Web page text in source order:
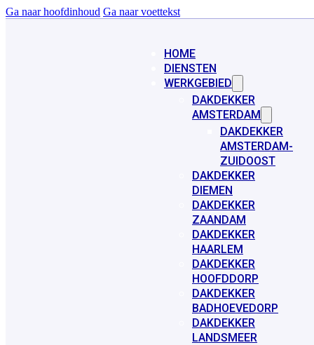
Ga naar hoofdinhoud Ga naar voettekst
HOME
DIENSTEN
WERKGEBIED
DAKDEKKER
AMSTERDAM
DAKDEKKER
AMSTERDAM-
ZUIDOOST
DAKDEKKER
DIEMEN
DAKDEKKER
ZAANDAM
DAKDEKKER
HAARLEM
DAKDEKKER
HOOFDDORP
DAKDEKKER
BADHOEVEDORP
DAKDEKKER
LANDSMEER